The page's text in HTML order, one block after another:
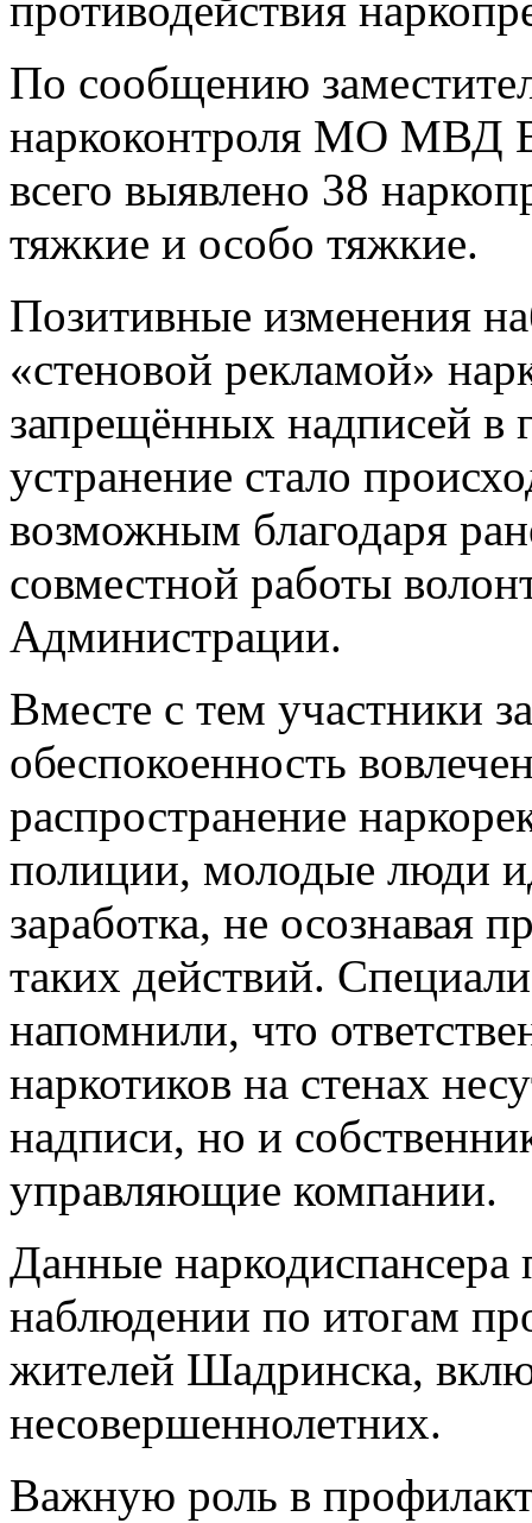
По сообщению
наркоконтроля МО МВД
всего выявлено 38
тяжкие и особо тяжкие.
Позитивные изменения
«стеновой рекламой»
запрещённых надписей в
устранение стало
возможным благодаря
совместной работы
Администрации.
Вместе с тем участники
обеспокоенность
распространение
полиции, молодые люди
заработка, не осознавая
таких действий.
напомнили, что
наркотиков на стенах
надписи, но и
управляющие компании.
Данные наркодиспансера
наблюдении по итогам
жителей Шадринска,
несовершеннолетних.
Важную роль в